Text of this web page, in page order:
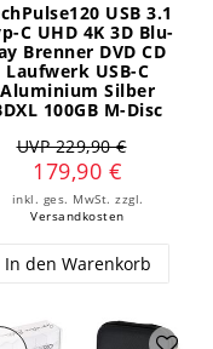
USB 3.1
C UHD 4K 3D Blu-
Brenner DVD CD
Laufwerk USB-C
Aluminium Silber
100GB M-Disc
UVP 229,90 €
179,90 €
inkl. ges. MwSt. zzgl.
Versandkosten
In den Warenkorb